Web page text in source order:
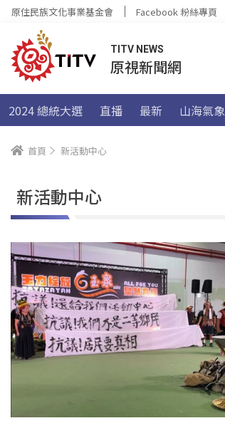
原住民族文化事業基金會 Facebook 粉絲專頁
TITV NEWS
原視新聞網
2024 總統大選 直播 最新 山海氣象
首頁 新活動中心
新活動中心